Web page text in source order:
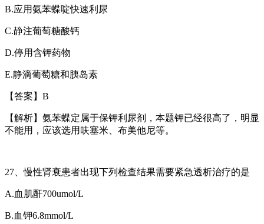
B.应用氨苯蝶啶快速利尿
C.静注葡萄糖酸钙
D.停用含钾药物
E.静滴葡萄糖和胰岛素
【答案】 B
【解析】氨苯蝶定属于保钾利尿剂，本题钾已经很高了，明显
不能用，应该选用呋塞米、布美他尼等。
27 、慢性肾衰患者出现下列检查结果需要紧急透析治疗的是
A.血肌酐700umol/L
B.血钾6.8mmol/L